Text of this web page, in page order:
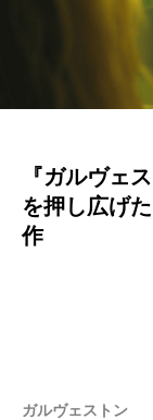
『ガルヴェ
を押し広げ
作
ガルヴェストン